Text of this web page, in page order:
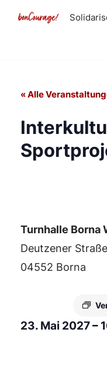
« Alle
Turnhalle Borna
Deutzener
04552 Borna
23. Mai 2027–